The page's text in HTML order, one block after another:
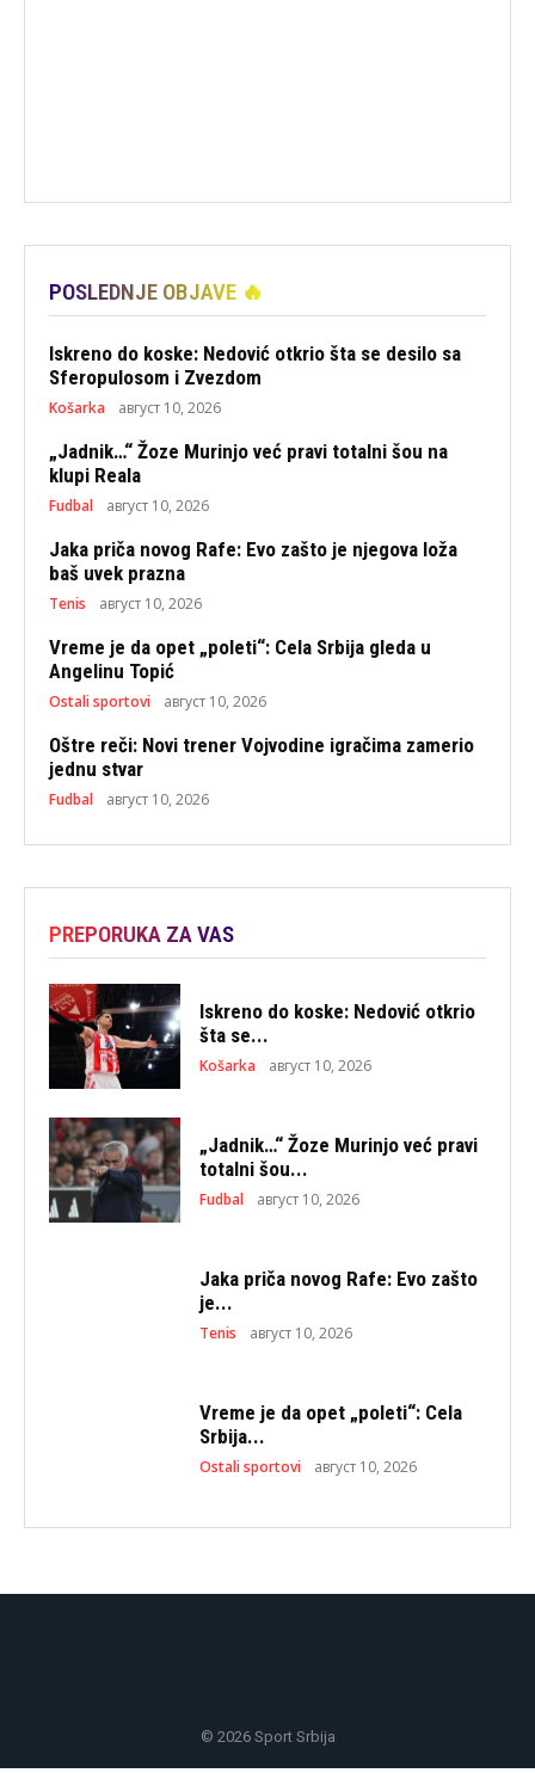
POSLEDNJE OBJAVE 🔥
Iskreno do koske: Nedović otkrio šta se desilo sa
Sferopulosom i Zvezdom
Košarka август 10, 2026
„Jadnik…“ Žoze Murinjo već pravi totalni šou na
klupi Reala
Fudbal август 10, 2026
Jaka priča novog Rafe: Evo zašto je njegova loža
baš uvek prazna
Tenis август 10, 2026
Vreme je da opet „poleti“: Cela Srbija gleda u
Angelinu Topić
Ostali sportovi август 10, 2026
Oštre reči: Novi trener Vojvodine igračima zamerio
jednu stvar
Fudbal август 10, 2026
PREPORUKA ZA VAS
Iskreno do koske: Nedović otkrio
šta se...
Košarka август 10, 2026
„Jadnik…“ Žoze Murinjo već pravi
totalni šou...
Fudbal август 10, 2026
Jaka priča novog Rafe: Evo zašto
je...
Tenis август 10, 2026
Vreme je da opet „poleti“: Cela
Srbija...
Ostali sportovi август 10, 2026
© 2026 Sport Srbija